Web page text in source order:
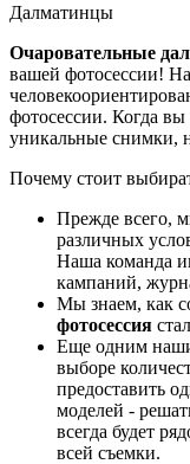
Далматинцы
Очаровательные
вашей фотосессии!
фотосессии. Когда
уникальные снимки,
Почему стоит
Прежде всего,
различных
Наша команда
кампаний,
Мы знаем, как
фотосессия
Еще одним
выборе
предоставить
моделей -
всегда будет
всей съемки.